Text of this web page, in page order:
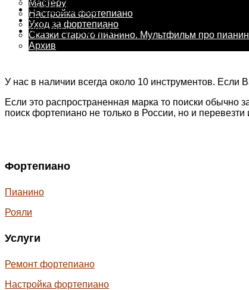
Мастеру
Настройка фортепиано
Уход за фортепиано
Сказки старого пианино. Мультфильм про
Архив
AAAСостояние:
3Педали:
600490 тыс. руб.Цена:
У нас в наличии всегда около 10 инструментов.
Если это распространенная марка то поиски обычно
поиск фортепиано не только в России, но и перевезти
Фортепиано
Пианино
Рояли
Услуги
Ремонт фортепиано
Настройка фортепиано